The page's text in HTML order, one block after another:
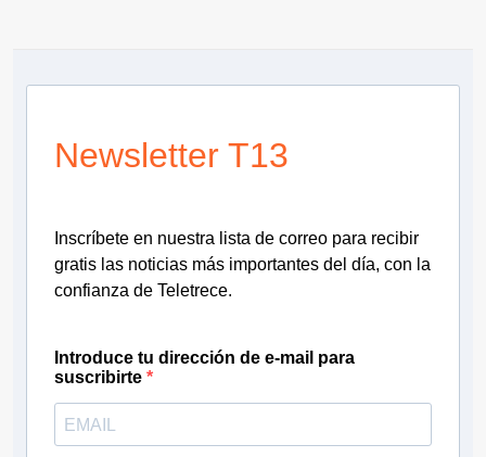
Newsletter T13
Inscríbete en nuestra lista de correo para recibir
gratis las noticias más importantes del día, con la
confianza de Teletrece.
Introduce tu dirección de e-mail para
suscribirte